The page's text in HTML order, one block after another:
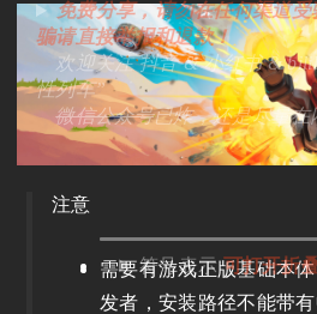
免费分享，请勿在任何渠道
骗请直接举报和退款！
欢迎关注 抖音 & 小红书 &
性列车”
微信公众号已炸，还是尽量在
注意
符号表示可打开折
需要有游戏正版基础本
发者，安装路径不能带